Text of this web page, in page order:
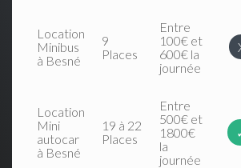
Location
Minibus
à Besné
9
Places
Entre
100€ et
600€ la
journée
Location
Mini
autocar
à Besné
19 à 22
Places
Entre
500€ et
1800€
la
journée